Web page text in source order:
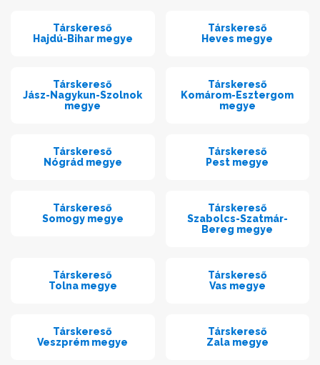
Társkereső
Hajdú-Bihar megye
Társkereső
Heves megye
Társkereső
Jász-Nagykun-Szolnok
megye
Társkereső
Komárom-Esztergom
megye
Társkereső
Nógrád megye
Társkereső
Pest megye
Társkereső
Somogy megye
Társkereső
Szabolcs-Szatmár-
Bereg megye
Társkereső
Tolna megye
Társkereső
Vas megye
Társkereső
Veszprém megye
Társkereső
Zala megye